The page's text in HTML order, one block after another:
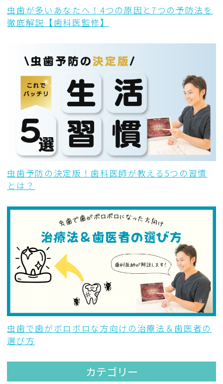
虫歯が多いあなたへ！4つの原因と7つの予防法を
徹底解説【歯科医監修】
虫歯予防の決定版！歯科医師が教える5つの習慣
とは？
虫歯で歯がボロボロな方向けの治療法＆歯医者の
選び方
カテゴリー